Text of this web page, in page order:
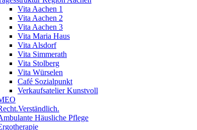
Vita Aachen 1
Vita Aachen 2
Vita Aachen 3
Vita Maria Haus
Vita Alsdorf
Vita Simmerath
Vita Stolberg
Vita Würselen
Café Sozialpunkt
Verkaufsatelier Kunstvoll
Häusliche Pflege